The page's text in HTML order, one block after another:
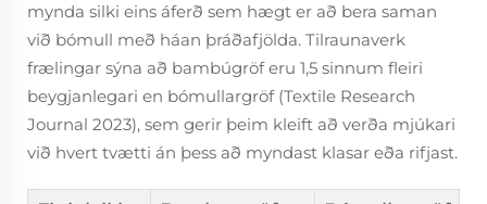
mynda silki eins áferð sem hægt er að bera saman
við bómull með háan þráðafjölda. Tilraunaverk
frælingar sýna að bambúgröf eru 1,5 sinnum fleiri
beygjanlegari en bómullargröf (Textile Research
Journal 2023), sem gerir þeim kleift að verða mjúkari
við hvert tvætti án þess að myndast klasar eða rifjast.